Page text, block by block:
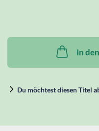
In
Du möchtest diesen Titel